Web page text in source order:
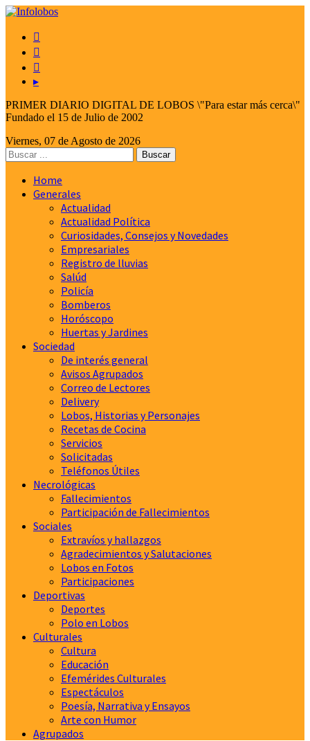



▸
PRIMER DIARIO DIGITAL DE LOBOS \"Para estar más cerca\"
Fundado el 15 de Julio de 2002
Viernes, 07 de Agosto de 2026
Home
Generales
Actualidad
Actualidad Política
Curiosidades, Consejos y Novedades
Empresariales
Registro de lluvias
Salúd
Policía
Bomberos
Horóscopo
Huertas y Jardines
Sociedad
De interés general
Avisos Agrupados
Correo de Lectores
Delivery
Lobos, Historias y Personajes
Recetas de Cocina
Servicios
Solicitadas
Teléfonos Útiles
Necrológicas
Fallecimientos
Participación de Fallecimientos
Sociales
Extravíos y hallazgos
Agradecimientos y Salutaciones
Lobos en Fotos
Participaciones
Deportivas
Deportes
Polo en Lobos
Culturales
Cultura
Educación
Efemérides Culturales
Espectáculos
Poesía, Narrativa y Ensayos
Arte con Humor
Agrupados